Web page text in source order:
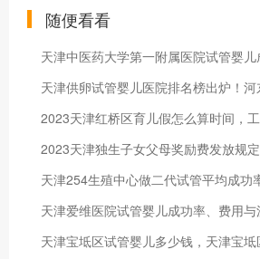
随便看看
天津中医药大学第一附属医院试管婴
天津供卵试管婴儿医院排名榜出炉！
2023天津红桥区育儿假怎么算时间，
2023天津独生子女父母奖励费发放规
天津254生殖中心做二代试管平均成功
天津爱维医院试管婴儿成功率、费用
天津宝坻区试管婴儿多少钱，天津宝